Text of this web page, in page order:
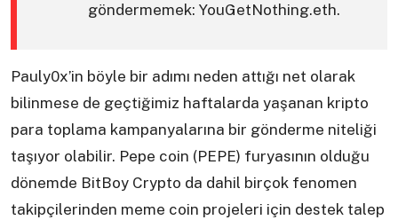
göndermemek: YouGetNothing.eth.
Pauly0x’in böyle bir adımı neden attığı net olarak
bilinmese de geçtiğimiz haftalarda yaşanan kripto
para toplama kampanyalarına bir gönderme niteliği
taşıyor olabilir. Pepe coin (PEPE) furyasının olduğu
dönemde BitBoy Crypto da dahil birçok fenomen
takipçilerinden meme coin projeleri için destek talep